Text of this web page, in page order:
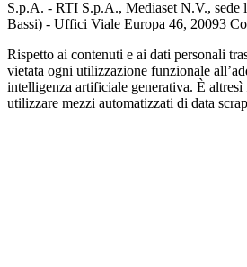
S.p.A. - RTI S.p.A., Mediaset N.V., sede
Bassi) - Uffici Viale Europa 46, 20093
Rispetto ai contenuti e ai dati personali
vietata ogni utilizzazione funzionale
intelligenza artificiale generativa. È altresì
utilizzare mezzi automatizzati di data